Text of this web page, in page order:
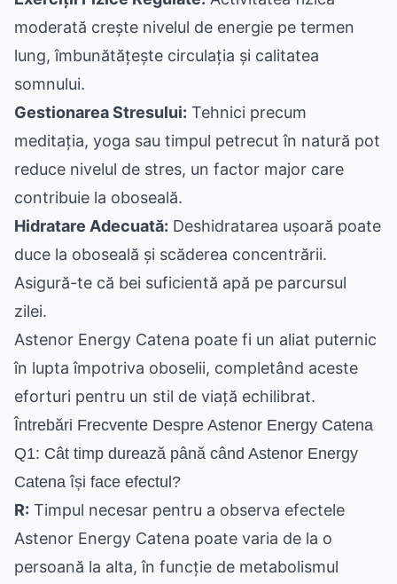
moderată crește nivelul de energie pe termen
lung, îmbunătățește circulația și calitatea
somnului.
Gestionarea Stresului: Tehnici precum
meditația, yoga sau timpul petrecut în natură pot
reduce nivelul de stres, un factor major care
contribuie la oboseală.
Hidratare Adecuată: Deshidratarea ușoară poate
duce la oboseală și scăderea concentrării.
Asigură-te că bei suficientă apă pe parcursul
zilei.
Astenor Energy Catena poate fi un aliat puternic
în lupta împotriva oboselii, completând aceste
eforturi pentru un stil de viață echilibrat.
Întrebări Frecvente Despre Astenor Energy Catena
Q1: Cât timp durează până când Astenor Energy
Catena își face efectul?
R: Timpul necesar pentru a observa efectele
Astenor Energy Catena poate varia de la o
persoană la alta, în funcție de metabolismul